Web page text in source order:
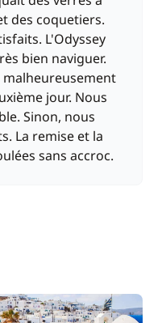
des coquetiers.
L'Odyssey
bien naviguer.
jour. Nous
Sinon, nous
La remise et la
sans accroc.